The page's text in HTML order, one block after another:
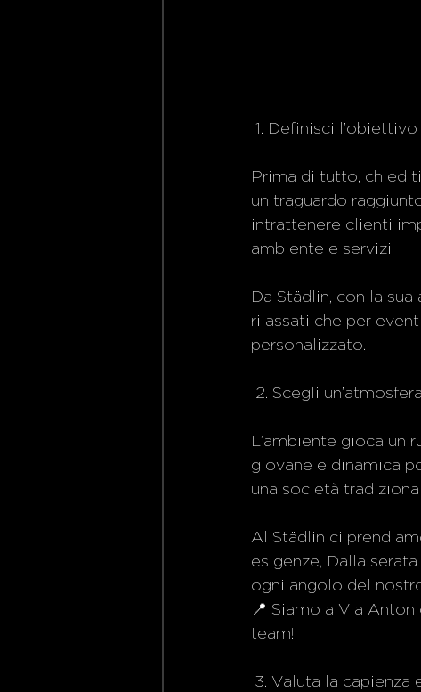
1. Definisci
Prima di tutto,
un traguardo
intrattenere clienti
ambiente e servizi.
Da Städlin, con la
rilassati che per
personalizzato.
2. Scegli
L’ambiente gioca un
giovane e dinamica
una società
Al Städlin ci
esigenze, Dalla
ogni angolo del
📍 Siamo a Via
team!
3. Valuta la capienza